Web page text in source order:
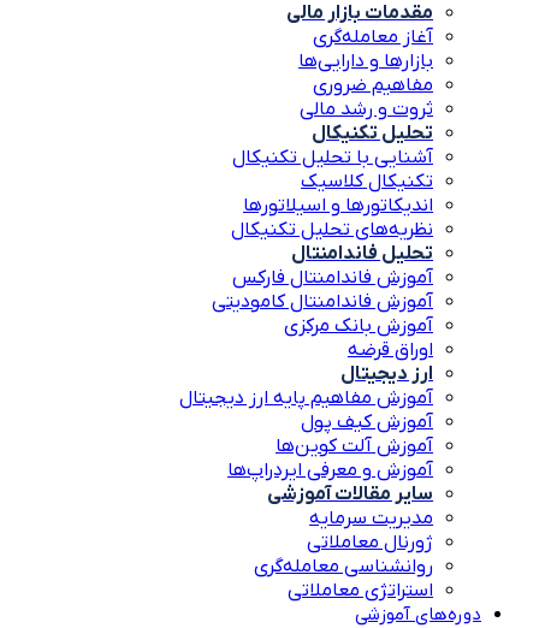
مقدمات بازار مالی
آغاز معامله‌گری
بازارها و دارایی‌ها
مفاهیم ضروری
ثروت و رشد مالی
تحلیل تکنیکال
آشنایی با تحلیل تکنیکال
تکنیکال کلاسیک
اندیکاتورها و اسیلاتورها
نظریه‌های تحلیل تکنیکال
تحلیل فاندامنتال
آموزش فاندامنتال فارکس
آموزش فاندامنتال کامودیتی
آموزش بانک مرکزی
اوراق قرضه
ارز دیجیتال
آموزش مفاهیم پایه ارز دیجیتال
آموزش کیف پول
آموزش آلت کوین‌ها
آموزش و معرفی ایردراپ‌ها
سایر مقالات آموزشی
مدیریت سرمایه
ژورنال معاملاتی
روانشناسی معامله‌گری
استراتژی معاملاتی
دوره‌های آموزشی